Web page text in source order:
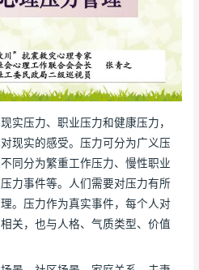
压力、职业压力和健康压力，
现实的感受。压力可分为广义压
同分为繁重工作压力、慢性职业
力事件等。人们需要对压力有所
。压力作为真实事件，每个人对
关，也与人格、气质类型、价值